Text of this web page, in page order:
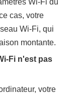
Wi-Fi du
cas, votre
Wi-Fi, qui
montante.
Fi n'est pas
votre